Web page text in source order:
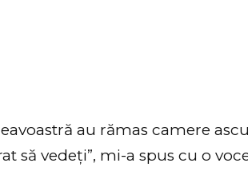
au rămas camere
să vedeți”, mi-a spus cu o